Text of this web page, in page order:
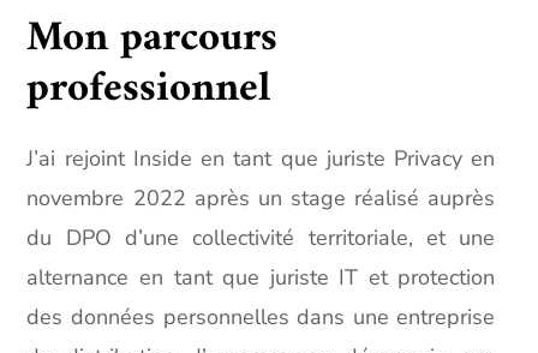
Mon parcours
professionnel
J’ai rejoint Inside en tant que juriste Privacy en
novembre 2022 après un stage réalisé auprès
du DPO d’une collectivité territoriale, et une
alternance en tant que juriste IT et protection
des données personnelles dans une entreprise